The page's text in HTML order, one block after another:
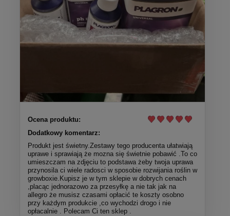
Ocena produktu:
Dodatkowy komentarz:
Produkt jest świetny.Zestawy tego producenta ułatwiają
uprawe i sprawiają że mozna się świetnie pobawić .To co
umieszczam na zdjęciu to podstawa żeby twoja uprawa
przynosila ci wiele radosci w sposobie rozwijania roślin w
growboxie.Kupisz je w tym sklepie w dobrych cenach
,placąc jednorazowo za przesyłkę a nie tak jak na
allegro że musisz czasami opłacić te koszty osobno
przy każdym produkcie ,co wychodzi drogo i nie
opłacalnie . Polecam Ci ten sklep .